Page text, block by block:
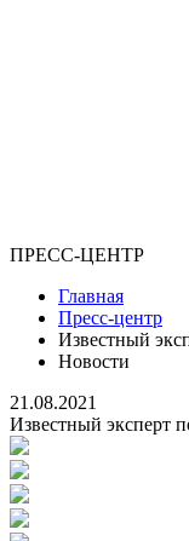
ПРЕСС-ЦЕНТР
Главная
Пресс-центр
Известный
Новости
21.08.2021
Известный эксперт